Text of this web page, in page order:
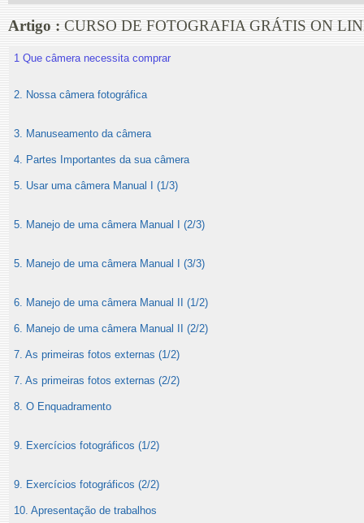
Artigo : CURSO DE FOTOGRAFIA GRÁTIS ON
1 Que câmera necessita comprar
2. Nossa câmera fotográfica
3. Manuseamento da câmera
4. Partes Importantes da sua câmera
5. Usar uma câmera Manual I (1/3)
5. Manejo de uma câmera Manual I (2/3)
5. Manejo de uma câmera Manual I (3/3)
6. Manejo de uma câmera Manual II (1/2)
6. Manejo de uma câmera Manual II (2/2)
7. As primeiras fotos externas (1/2)
7. As primeiras fotos externas (2/2)
8. O Enquadramento
9. Exercícios fotográficos (1/2)
9. Exercícios fotográficos (2/2)
10. Apresentação de trabalhos